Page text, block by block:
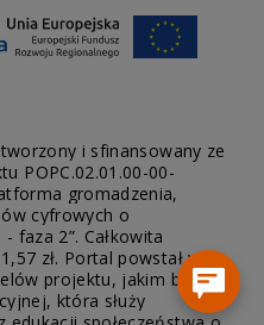
i sfinansowany ze
POPC.02.01.00-00-
gromadzenia,
cyfrowych o
faza 2”. Całkowita
zł. Portal powstał w
projektu, jakim było
która służy